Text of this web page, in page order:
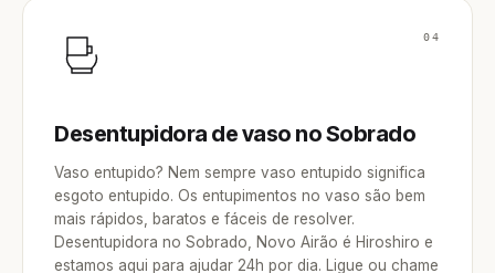
04
Desentupidora de vaso no Sobrado
Vaso entupido? Nem sempre vaso entupido significa
esgoto entupido. Os entupimentos no vaso são bem
mais rápidos, baratos e fáceis de resolver.
Desentupidora no Sobrado, Novo Airão é Hiroshiro e
estamos aqui para ajudar 24h por dia. Ligue ou chame